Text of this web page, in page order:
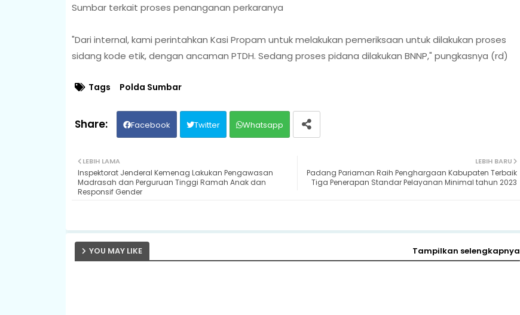
Sumbar terkait proses penanganan perkaranya
"Dari internal, kami perintahkan Kasi Propam untuk melakukan pemeriksaan untuk dilakukan proses
sidang kode etik, dengan ancaman PTDH. Sedang proses pidana dilakukan BNNP," pungkasnya (rd)
Tags Polda Sumbar
Facebook Twitter Whatsapp
LEBIH BARU
Padang Pariaman Raih Penghargaan Kabupaten Terbaik
Tiga Penerapan Standar Pelayanan Minimal tahun 2023
LEBIH LAMA
Inspektorat Jenderal Kemenag Lakukan Pengawasan
Madrasah dan Perguruan Tinggi Ramah Anak dan
Responsif Gender
YOU MAY LIKE Tampilkan selengkapnya